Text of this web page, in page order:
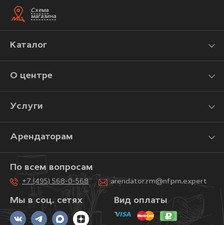
Схема
магазина
Каталог
О центре
Услуги
Арендаторам
Мы в соц. сетях
По всем вопросам
+7 (495) 568-0-568 arendator.rm@nfpm.expert
Вид оплаты